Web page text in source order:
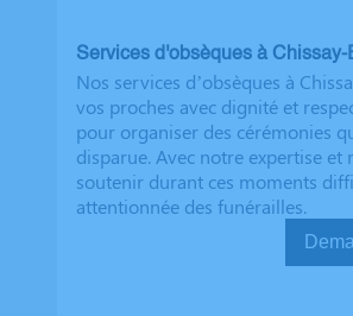
Services d'obsèques à Chissay-
Nos services d’obsèques à
vos proches avec dignité et
pour organiser des cérémonies
disparue. Avec notre expertise
soutenir durant ces moments
attentionnée des funérailles.